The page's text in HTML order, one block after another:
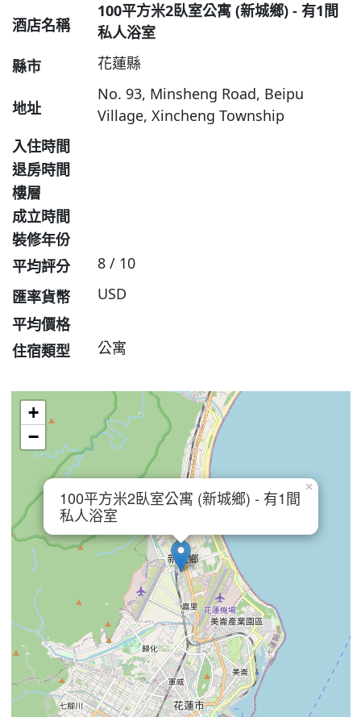
酒店名稱
100平方米2臥室公寓 (新城鄉) - 有1間
私人浴室
縣市
花蓮縣
地址
No. 93, Minsheng Road, Beipu
Village, Xincheng Township
入住時間
退房時間
樓層
成立時間
裝修年份
平均評分
8 / 10
匯率貨幣
USD
平均價格
住宿類型
公寓
100平方米2臥室公寓 (新城鄉) - 有1間
私人浴室
×
+
−